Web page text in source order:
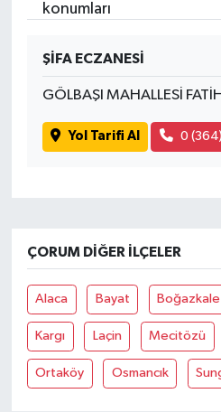
konumları
ŞİFA ECZANESİ
GÖLBAŞI MAHALLESİ
Yol Tarifi Al 0
ÇORUM DIĞER İLÇELER
Alaca Bayat Boğazkale
Kargı Laçin Mecitözü
Ortaköy Osmancık